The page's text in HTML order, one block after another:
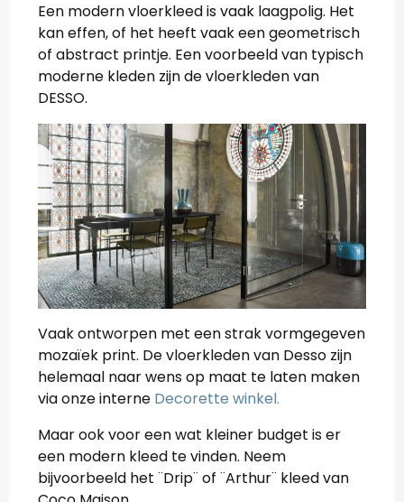
Een modern vloerkleed is vaak laagpolig. Het
kan effen, of het heeft vaak een geometrisch
of abstract printje. Een voorbeeld van typisch
moderne kleden zijn de vloerkleden van
DESSO.
Vaak ontworpen met een strak vormgegeven
mozaïek print. De vloerkleden van Desso zijn
helemaal naar wens op maat te laten maken
via onze interne Decorette winkel.
Maar ook voor een wat kleiner budget is er
een modern kleed te vinden. Neem
bijvoorbeeld het ¨Drip¨ of ¨Arthur¨ kleed van